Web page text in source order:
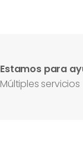
Estamos para
Múltiples servicios